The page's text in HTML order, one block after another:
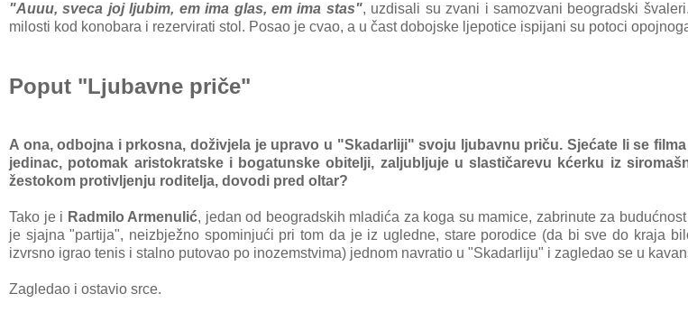
"Auuu, sveca joj ljubim, em ima glas, em ima stas", uzdisali su zvani i samozvani beogradski
milosti kod konobara i rezervirati stol. Posao je cvao, a u čast dobojske ljepotice ispijani su potoci
Poput "Ljubavne priče"
A ona, odbojna i prkosna, doživjela je upravo u "Skadarliji" svoju ljubavnu priču. Sjećate li se
jedinac, potomak aristokratske i bogatunske obitelji, zaljubljuje u slastičarevu kćerku iz
žestokom protivljenju roditelja, dovodi pred oltar?
Tako je i Radmilo Armenulić, jedan od beogradskih mladića za koga su mamice, zabrinute za
je sjajna "partija", neizbježno spominjući pri tom da je iz ugledne, stare porodice (da bi sve do kraja
izvrsno igrao tenis i stalno putovao po inozemstvima) jednom navratio u "Skadarliju" i zagledao se u
Zagledao i ostavio srce.